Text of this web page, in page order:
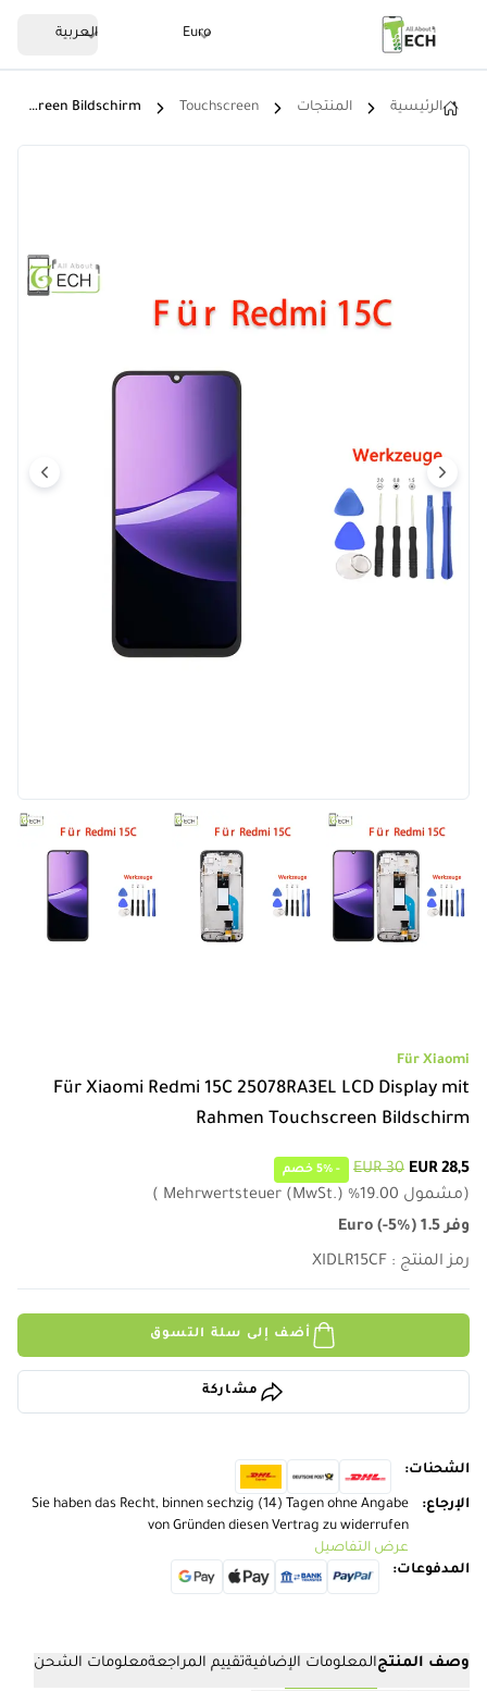
Euro العربية
الرئيسية المنتجات Touchscreen
Für Xiaomi Redmi 15C 25078RA3EL LCD Display Mit Rahmen Touchscreen Bildschirm
Für Xiaomi
Für Xiaomi Redmi 15C 25078RA3EL LCD Display mit
Rahmen Touchscreen Bildschirm
28,5 EUR
30 EUR
-
5% خصم
(مشمول 19.00
%
Mehrwertsteuer (MwSt.)
)
وفر 1.5
Euro (-5%)
رمز المنتج :
XIDLR15CF
أضف إلى سلة التسوق
مشاركة
الشحنات:
الإرجاع:
Sie haben das Recht, binnen sechzig (14) Tagen ohne Angabe
von Gründen diesen Vertrag zu widerrufen
عرض التفاصيل
المدفوعات:
وصف المنتجالمعلومات الإضافيةتقييم المراجعةمعلومات الشحن